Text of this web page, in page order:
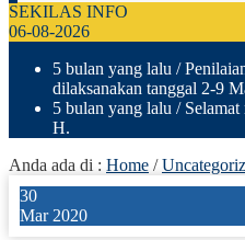
SEKILAS INFO
06-08-2026
5 bulan yang lalu /
dilaksanakan tanggal 2-9
5 bulan yang lalu / Selamat
H.
Anda ada di : Home /
30
Mar 2020